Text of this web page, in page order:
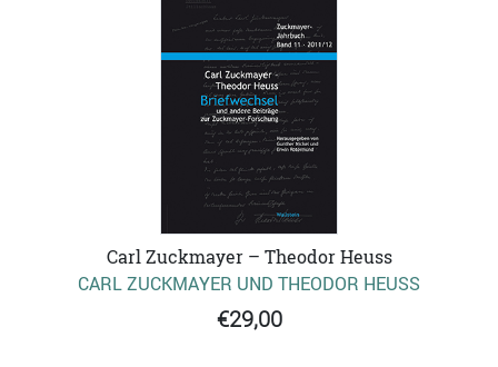
Carl Zuckmayer – Theodor Heuss
CARL ZUCKMAYER UND THEODOR HEUSS
€29,00